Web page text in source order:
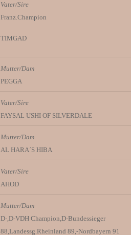
Vater/Sire
Franz.Champion
TIMGAD
Mutter/Dam
PEGGA
Vater/Sire
FAYSAL USHI OF SILVERDALE
Mutter/Dam
AL HARA´S HIBA
Vater/Sire
AHOD
Mutter/Dam
D-,D-VDH Champion,D-Bundessieger
88,Landessg.Rheinland 89,-Nordbayern 91